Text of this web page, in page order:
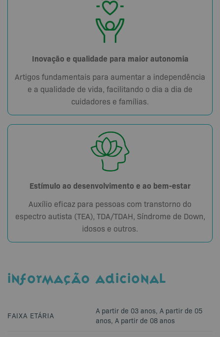
Inovação e qualidade para maior autonomia
Artigos fundamentais para aumentar a independência
e a qualidade de vida, facilitando o dia a dia de
cuidadores e famílias.
Estímulo ao desenvolvimento e ao bem-estar
Auxílio eficaz para pessoas com transtorno do
espectro autista (TEA), TDA/TDAH, Síndrome de Down,
idosos e outros.
INFORMAÇÃO ADICIONAL
FAIXA ETÁRIA A partir de 03 anos, A partir de 05
anos, A partir de 08 anos